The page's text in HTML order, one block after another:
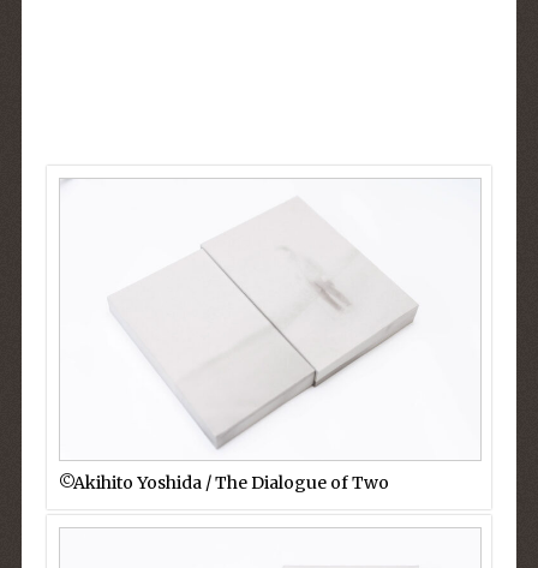
©︎Akihito Yoshida / The Dialogue of Two